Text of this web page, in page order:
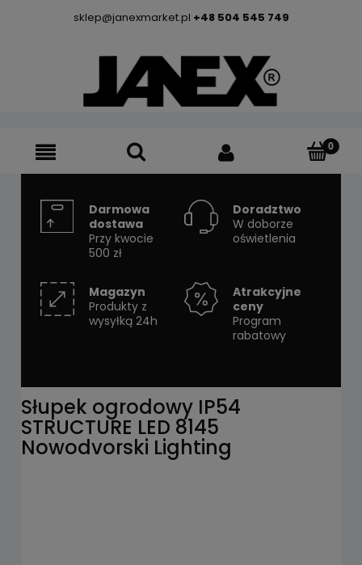
sklep@janexmarket.pl +48 504 545 749
Darmowa
dostawa
Przy kwocie
500 zł
Doradztwo
W doborze
oświetlenia
Magazyn
Produkty z
wysyłką 24h
Atrakcyjne
ceny
Program
rabatowy
Słupek ogrodowy IP54
STRUCTURE LED 8145
Nowodvorski Lighting